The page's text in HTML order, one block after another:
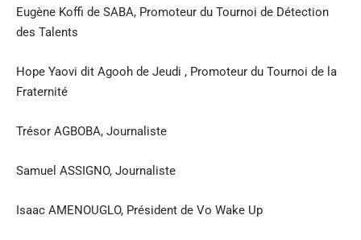
Eugène Koffi de SABA, Promoteur du Tournoi de Détection
des Talents
Hope Yaovi dit Agooh de Jeudi , Promoteur du Tournoi de la
Fraternité
Trésor AGBOBA, Journaliste
Samuel ASSIGNO, Journaliste
Isaac AMENOUGLO, Président de Vo Wake Up